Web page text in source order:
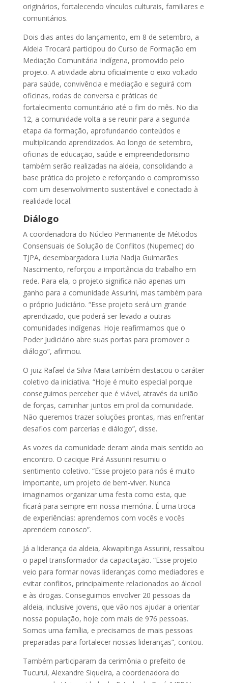
originários, fortalecendo vínculos culturais, familiares e
comunitários.
Dois dias antes do lançamento, em 8 de setembro, a
Aldeia Trocará participou do Curso de Formação em
Mediação Comunitária Indígena, promovido pelo
projeto. A atividade abriu oficialmente o eixo voltado
para saúde, convivência e mediação e seguirá com
oficinas, rodas de conversa e práticas de
fortalecimento comunitário até o fim do mês. No dia
12, a comunidade volta a se reunir para a segunda
etapa da formação, aprofundando conteúdos e
multiplicando aprendizados. Ao longo de setembro,
oficinas de educação, saúde e empreendedorismo
também serão realizadas na aldeia, consolidando a
base prática do projeto e reforçando o compromisso
com um desenvolvimento sustentável e conectado à
realidade local.
Diálogo
A coordenadora do Núcleo Permanente de Métodos
Consensuais de Solução de Conflitos (Nupemec) do
TJPA, desembargadora Luzia Nadja Guimarães
Nascimento, reforçou a importância do trabalho em
rede. Para ela, o projeto significa não apenas um
ganho para a comunidade Assurini, mas também para
o próprio Judiciário. “Esse projeto será um grande
aprendizado, que poderá ser levado a outras
comunidades indígenas. Hoje reafirmamos que o
Poder Judiciário abre suas portas para promover o
diálogo”, afirmou.
O juiz Rafael da Silva Maia também destacou o caráter
coletivo da iniciativa. “Hoje é muito especial porque
conseguimos perceber que é viável, através da união
de forças, caminhar juntos em prol da comunidade.
Não queremos trazer soluções prontas, mas enfrentar
desafios com parcerias e diálogo”, disse.
As vozes da comunidade deram ainda mais sentido ao
encontro. O cacique Pirá Assurini resumiu o
sentimento coletivo. “Esse projeto para nós é muito
importante, um projeto de bem-viver. Nunca
imaginamos organizar uma festa como esta, que
ficará para sempre em nossa memória. É uma troca
de experiências: aprendemos com vocês e vocês
aprendem conosco”.
Já a liderança da aldeia, Akwapitinga Assurini, ressaltou
o papel transformador da capacitação. “Esse projeto
veio para formar novas lideranças como mediadores e
evitar conflitos, principalmente relacionados ao álcool
e às drogas. Conseguimos envolver 20 pessoas da
aldeia, inclusive jovens, que vão nos ajudar a orientar
nossa população, hoje com mais de 976 pessoas.
Somos uma família, e precisamos de mais pessoas
preparadas para fortalecer nossas lideranças”, contou.
Também participaram da cerimônia o prefeito de
Tucuruí, Alexandre Siqueira, a coordenadora do